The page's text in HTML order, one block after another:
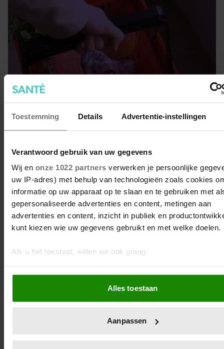
Toestemming Details Advertentie-instellingen
Verantwoord gebruik van uw gegevens
Wij en onze 1022 partners verwerken je persoonlijke
uw IP-adres) met behulp van technologieën zoals cookies
informatie op uw apparaat op te slaan en te gebruiken met
gepersonaliseerde advertenties en content, metingen aan
advertenties en content, inzicht in publiek en
kunt kiezen wie uw gegevens gebruikt en met welke doelen.
Als u het toestaat, willen we ook graag:
een paar meter nauwkeurig kan zijn
Uw apparaat identificeren door het actief te scannen
specifieke eigenschappen (fingerprinting)
detailgedeelte
in. U kunt uw
Alles toestaan
Aanpassen
#DASLIEF: wat we voor elkaar
doen tijdens coronavirus
Het coronavirus doet ook veel goeds. Er zijn talloze
mooie initiatieven opgestart om elkaar te helpen. Reden
genoeg voor SIRE om na #DOESLIEF een nieuwe
campagne te starten met de nieuwe slogan: #DASLIEF.